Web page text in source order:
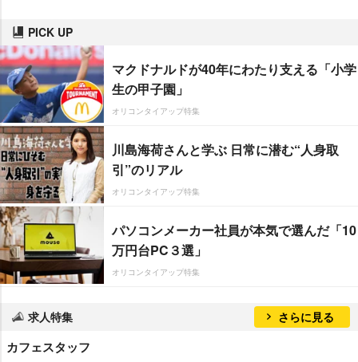
PICK UP
マクドナルドが40年にわたり支える「小学
生の甲子園」
オリコンタイアップ特集
川島海荷さんと学ぶ 日常に潜む“人身取
引”のリアル
オリコンタイアップ特集
パソコンメーカー社員が本気で選んだ「10
万円台PC３選」
オリコンタイアップ特集
求人特集 さらに見る
カフェスタッフ